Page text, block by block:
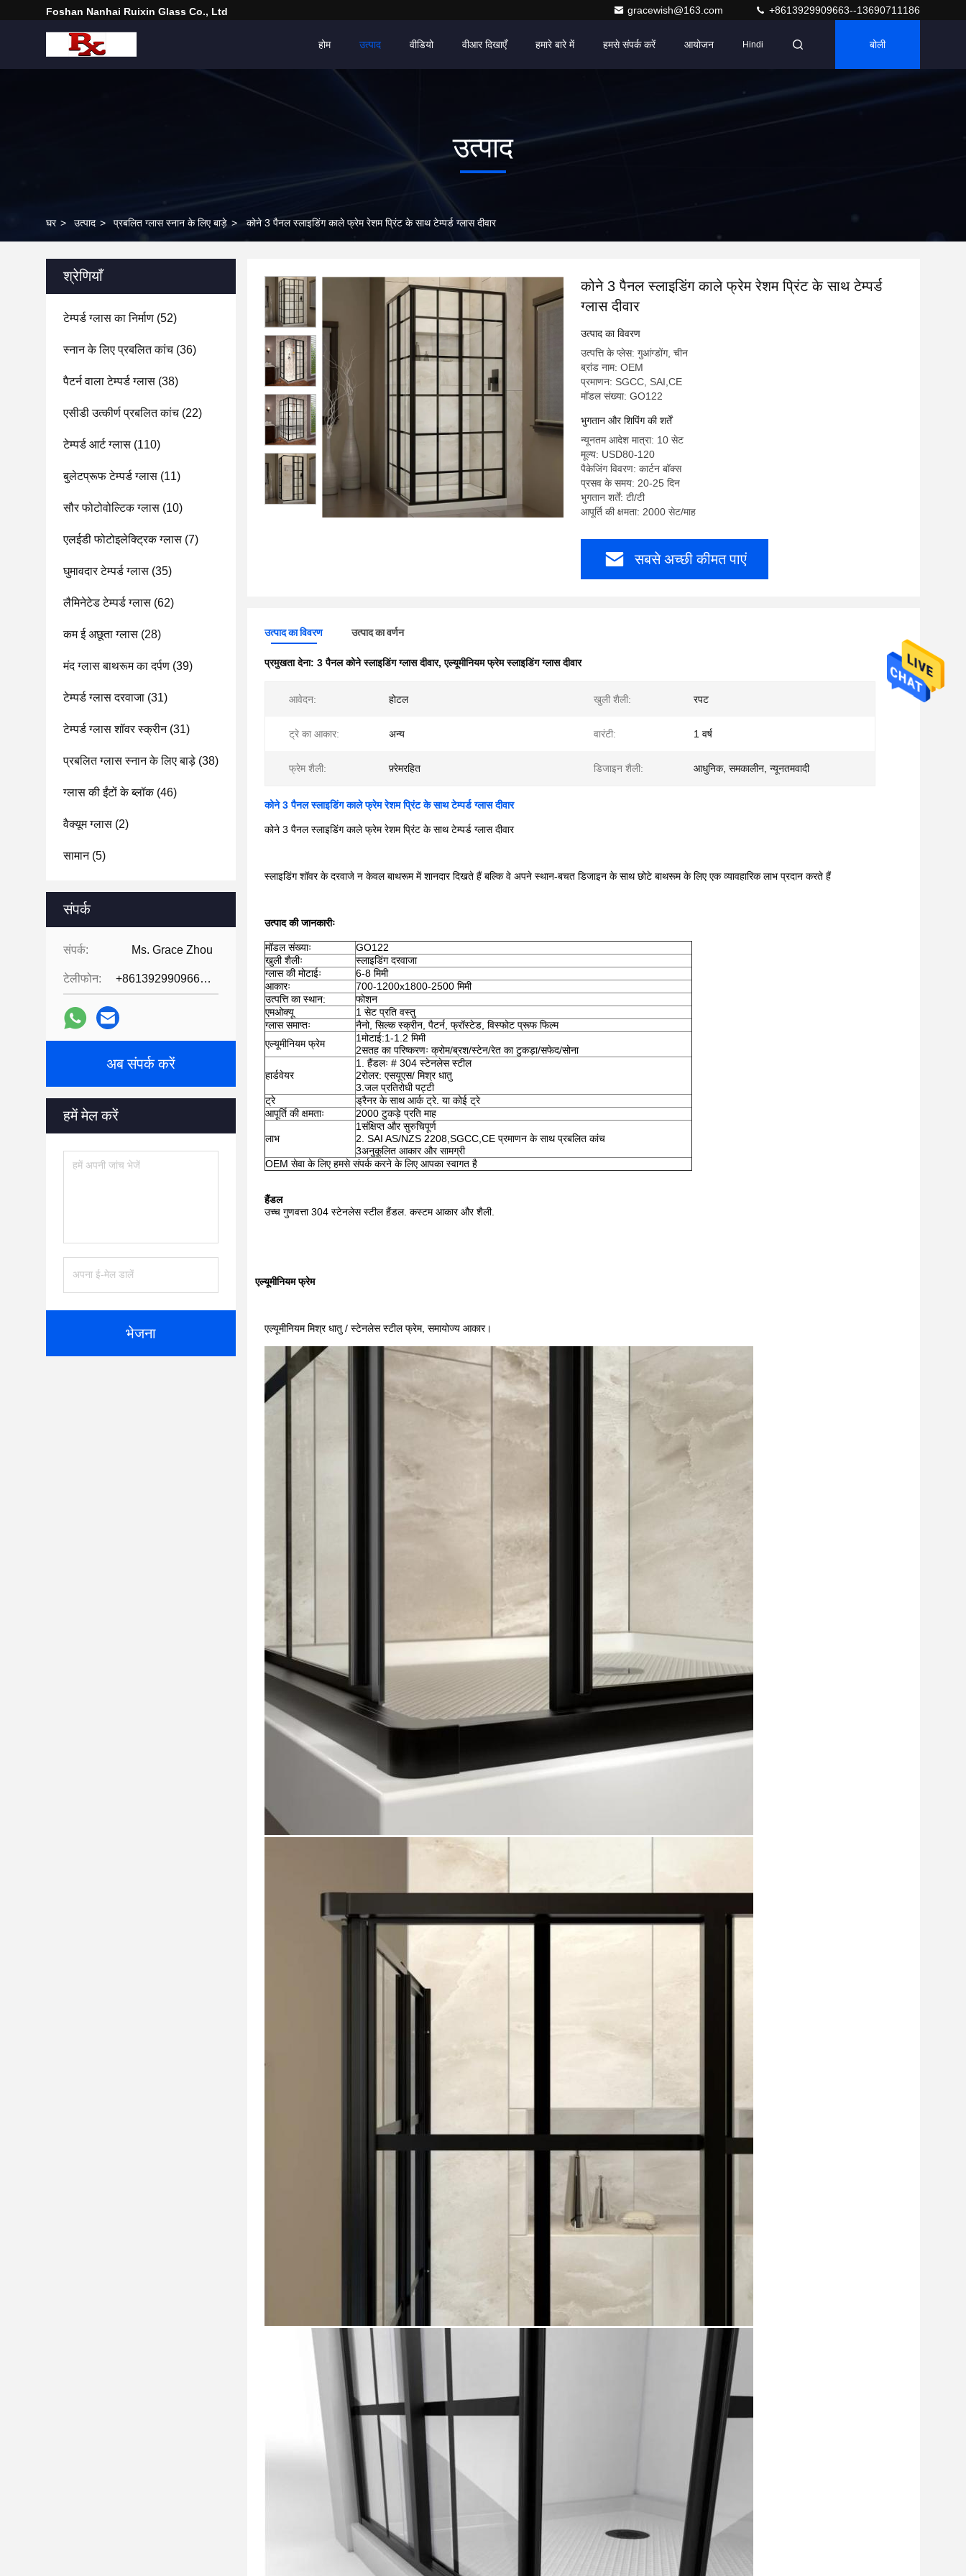
Foshan Nanhai Ruixin Glass Co., Ltd gracewish@163.com +8613929909663--13690711186
होम उत्पाद वीडियो वीआर दिखाएँ हमारे बारे में हमसे संपर्क करें आयोजन Hindi बोली
उत्पाद
घर > उत्पाद > प्रबलित ग्लास स्नान के लिए बाड़े > कोने 3 पैनल स्लाइडिंग काले फ्रेम रेशम प्रिंट के साथ टेम्पर्ड ग्लास दीवार
श्रेणियाँ
टेम्पर्ड ग्लास का निर्माण (52)
स्नान के लिए प्रबलित कांच (36)
पैटर्न वाला टेम्पर्ड ग्लास (38)
एसीडी उत्कीर्ण प्रबलित कांच (22)
टेम्पर्ड आर्ट ग्लास (110)
बुलेटप्रूफ टेम्पर्ड ग्लास (11)
सौर फोटोवोल्टिक ग्लास (10)
एलईडी फोटोइलेक्ट्रिक ग्लास (7)
घुमावदार टेम्पर्ड ग्लास (35)
लैमिनेटेड टेम्पर्ड ग्लास (62)
कम ई अछूता ग्लास (28)
मंद ग्लास बाथरूम का दर्पण (39)
टेम्पर्ड ग्लास दरवाजा (31)
टेम्पर्ड ग्लास शॉवर स्क्रीन(31)
प्रबलित ग्लास स्नान के लिए बाड़े (38)
ग्लास की ईंटों के ब्लॉक(46)
वैक्यूम ग्लास (2)
सामान(5)
संपर्क
संपर्क: Ms. Grace Zhou
टेलीफोन: +8613929909663--13690711186
अब संपर्क करें
हमें मेल करें
भेजना
कोने 3 पैनल स्लाइडिंग काले फ्रेम रेशम प्रिंट के साथ टेम्पर्ड
ग्लास दीवार
उत्पाद का विवरण
उत्पत्ति के प्लेस: गुआंग्डोंग, चीन
ब्रांड नाम: OEM
प्रमाणन: SGCC, SAI,CE
मॉडल संख्या: GO122
भुगतान और शिपिंग की शर्तें
न्यूनतम आदेश मात्रा: 10 सेट
मूल्य: USD80-120
पैकेजिंग विवरण: कार्टन बॉक्स
प्रसव के समय: 20-25 दिन
भुगतान शर्तें: टी/टी
आपूर्ति की क्षमता: 2000 सेट/माह
सबसे अच्छी कीमत पाएं
उत्पाद का विवरण उत्पाद का वर्णन
प्रमुखता देना: 3 पैनल कोने स्लाइडिंग ग्लास दीवार,एल्यूमीनियम फ्रेम स्लाइडिंग ग्लास दीवार
आवेदन: होटल खुली शैली: रपट
ट्रे का आकार: अन्य वारंटी: 1 वर्ष
फ्रेम शैली: फ़्रेमरहित डिजाइन शैली: आधुनिक, समकालीन, न्यूनतमवादी
कोने 3 पैनल स्लाइडिंग काले फ्रेम रेशम प्रिंट के साथ टेम्पर्ड ग्लास दीवार
कोने 3 पैनल स्लाइडिंग काले फ्रेम रेशम प्रिंट के साथ टेम्पर्ड ग्लास दीवार
स्लाइडिंग शॉवर के दरवाजे न केवल बाथरूम में शानदार दिखते हैं बल्कि वे अपने स्थान-बचत डिजाइन के साथ छोटे बाथरूम के लिए एक व्यावहारिक लाभ प्रदान करते हैं
उत्पाद की जानकारीः
मॉडल संख्याः
GO122
खुली शैलीः
स्लाइडिंग दरवाजा
ग्लास की मोटाईः
6-8 मिमी
आकारः
700-1200x1800-2500 मिमी
उत्पत्ति का स्थान:
फोशन
एमओक्यू
1 सेट प्रति वस्तु
ग्लास समाप्तः
नैनो, सिल्क स्क्रीन, पैटर्न, फ्रॉस्टेड, विस्फोट प्रूफ फिल्म
एल्यूमीनियम फ्रेम
1मोटाई:1-1.2 मिमी
2सतह का परिष्करणः क्रोम/ब्रश/स्टेन/रेत का टुकड़ा/सफेद/सोना
हार्डवेयर
1. हैंडलः # 304 स्टेनलेस स्टील
2रोलर: एसयूएस/ मिश्र धातु
3.जल प्रतिरोधी पट्टी
ट्रे
ड्रैनर के साथ आर्क ट्रे. या कोई ट्रे
आपूर्ति की क्षमताः
2000 टुकड़े प्रति माह
लाभ
1संक्षिप्त और सुरुचिपूर्ण
2. SAI AS/NZS 2208,SGCC,CE प्रमाणन के साथ प्रबलित कांच
3अनुकूलित आकार और सामग्री
OEM सेवा के लिए हमसे संपर्क करने के लिए आपका स्वागत है
हैंडल
उच्च गुणवत्ता 304 स्टेनलेस स्टील हैंडल. कस्टम आकार और शैली.
एल्यूमीनियम फ्रेम
एल्यूमीनियम मिश्र धातु / स्टेनलेस स्टील फ्रेम, समायोज्य आकार।